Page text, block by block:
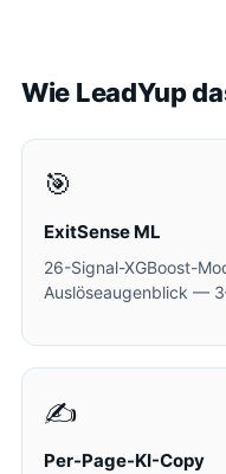
Wie LeadYup
🎯
ExitSense ML
26-Signal-XGBoost-
Auslöseaugenblick —
✍️
Per-Page-KI-Copy